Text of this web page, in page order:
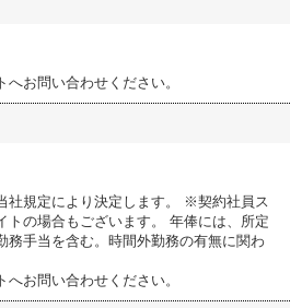
お問い合わせください。
社規定により決定します。 ※契約社員ス
トの場合もございます。 年俸には、所定
務手当を含む。時間外勤務の有無に関わ
お問い合わせください。